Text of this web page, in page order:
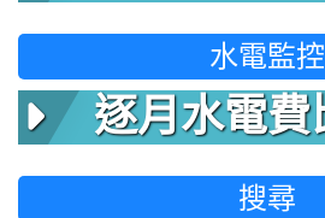
水電監控
逐月水電費
搜尋